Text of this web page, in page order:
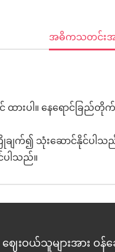
Current
Tab:
အဓိကသတင်း
ားပါ။ နေရောင်ခြည်
ချက်၍ သုံးဆောင်နိုင်ပ
ပါသည်။
ဈေးဝယ်သူများအား ဝန်